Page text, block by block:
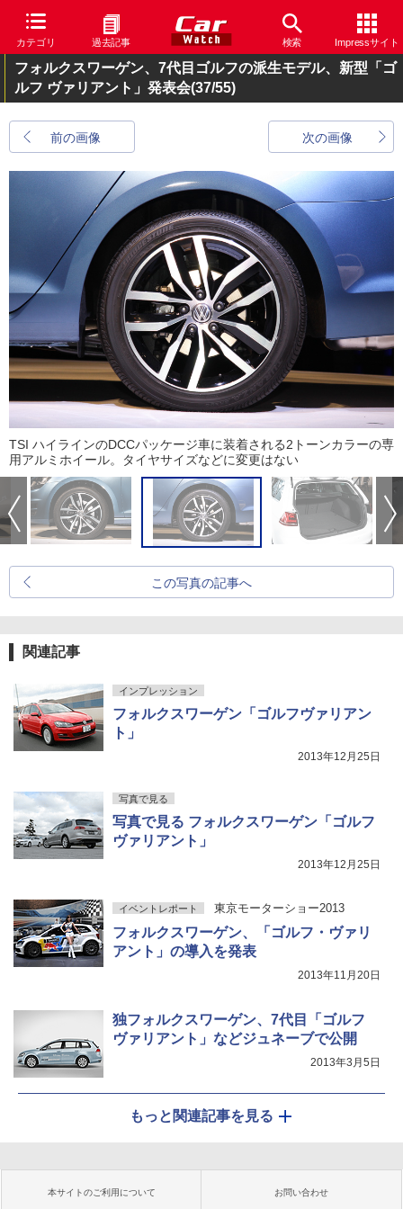
カテゴリ 過去記事 検索 Impressサイト
フォルクスワーゲン、7代目ゴルフの派生モデル、新型「ゴ
ルフ ヴァリアント」発表会(37/55)
前の画像 次の画像
TSI ハイラインのDCCパッケージ車に装着される2トーンカラーの専
用アルミホイール。タイヤサイズなどに変更はない
この写真の記事へ
関連記事
インプレッション
フォルクスワーゲン「ゴルフヴァリアン
ト」
2013年12月25日
写真で見る
写真で見る フォルクスワーゲン「ゴルフ
ヴァリアント」
2013年12月25日
イベントレポート 東京モーターショー2013
フォルクスワーゲン、「ゴルフ・ヴァリ
アント」の導入を発表
2013年11月20日
独フォルクスワーゲン、7代目「ゴルフ
ヴァリアント」などジュネーブで公開
2013年3月5日
もっと関連記事を見る
本サイトのご利用について お問い合わせ